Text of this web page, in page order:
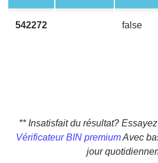
from
Banks
Generator
542272 false
** Insatisfait du résultat?
Vérificateur BIN premiumAvec
jour